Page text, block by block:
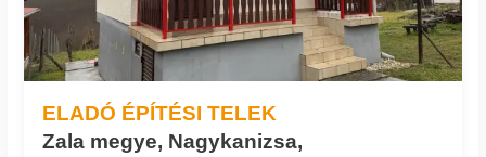
ELADÓ ÉPÍTÉSI TELEK
Zala megye, Nagykanizsa,